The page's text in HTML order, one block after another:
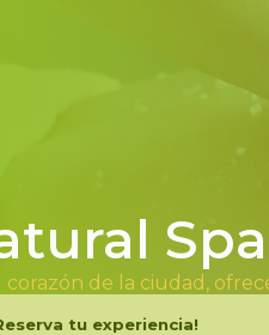
Spa
corazón de la ciudad,
tu experiencia!